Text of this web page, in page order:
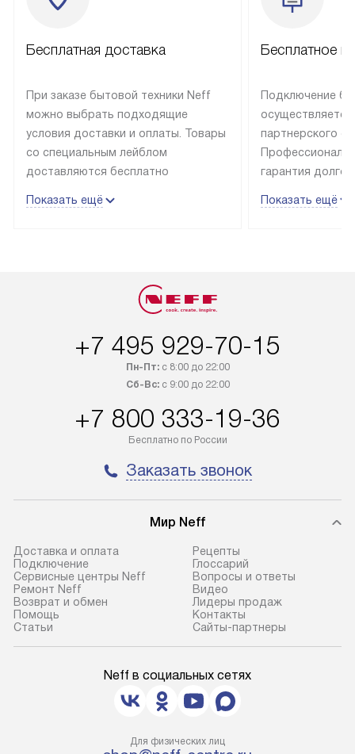
Бесплатная доставка
При заказе бытовой техники Neff
можно выбрать подходящие
условия доставки и оплаты. Товары
со специальным лейблом
доставляются бесплатно
до подъезда, отдельная доставка
товар в наличии, он может быть
отгружен покупателю в течение
Петербург и другие регионы
осуществляется через
транспортную компанию. После
доставляем заказ
до представительства
Москва. Пожалуйста, уточняйте
доставки доставит упакованный
прибор до подъезда. Если
требуется переместить прибор
до двери квартиры или до места
с менеджером. За данную услугу
взимается дополнительная плата.
прибора не позволяют пронести
Показать ещё
Бесплатное
Подключение
партнерского
гарантия
и Санкт-
прайсу. На
установленной
к водопроводу,
Показать ещё
+7 495 929-70-15
Пн-Пт:с 8:00 до 22:00
Сб-Вс:с 9:00 до 22:00
+7 800 333-19-36
Бесплатно по России
Заказать звонок
Мир Neff
Доставка и оплата
Подключение
Сервисные центры Neff
Ремонт Neff
Возврат и обмен
Помощь
Статьи
Рецепты
Глоссарий
Вопросы и ответы
Видео
Лидеры продаж
Контакты
Сайты-партнеры
Neff в социальных сетях
Для физических лиц